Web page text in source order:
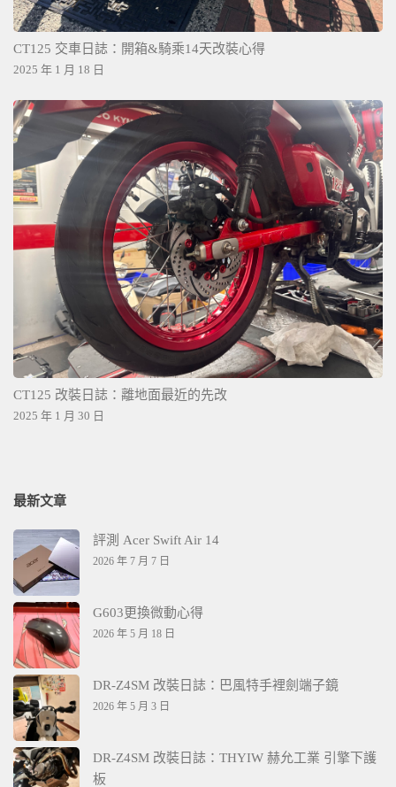
CT125 交車日誌：開箱&騎乘14天改裝心得
2025 年 1 月 18 日
CT125 改裝日誌：離地面最近的先改
2025 年 1 月 30 日
最新文章
評測 Acer Swift Air 14
2026 年 7 月 7 日
G603更換微動心得
2026 年 5 月 18 日
DR-Z4SM 改裝日誌：巴風特手裡劍端子鏡
2026 年 5 月 3 日
DR-Z4SM 改裝日誌：THYIW 赫允工業 引擎下護
板